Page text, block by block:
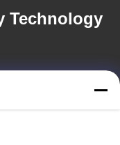
Technology